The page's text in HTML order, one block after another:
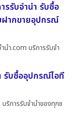
รรับจำนำ รับซื้อ
ฝากขายอุปกรณ์
นํา.com บริการรับจำ
รับซื้ออุปกรณ์ไอที
ริการรับจำนำของทุกช